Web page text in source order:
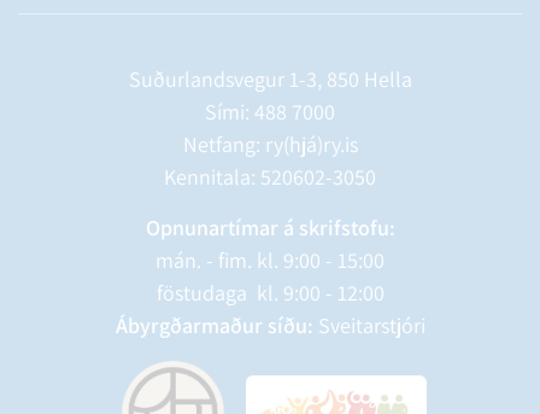
Suðurlandsvegur 1-3, 850 Hella
Sími: 488 7000
Netfang: ry(hjá)ry.is
Kennitala: 520602-3050
Opnunartímar á skrifstofu:
mán. - fim. kl. 9:00 - 15:00
föstudaga kl. 9:00 - 12:00
Ábyrgðarmaður síðu: Sveitarstjóri